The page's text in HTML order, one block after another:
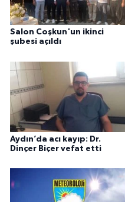
Salon Coşkun'un ikinci
şubesi açıldı
Aydın’da acı kayıp: Dr.
Dinçer Biçer vefat etti